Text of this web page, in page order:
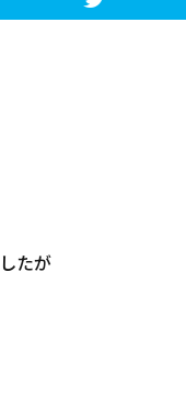
たが